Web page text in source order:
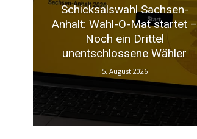
Schicksalswahl Sachsen-
Anhalt: Wahl-O-Mat startet –
Noch ein Drittel
unentschlossene Wähler
5. August 2026